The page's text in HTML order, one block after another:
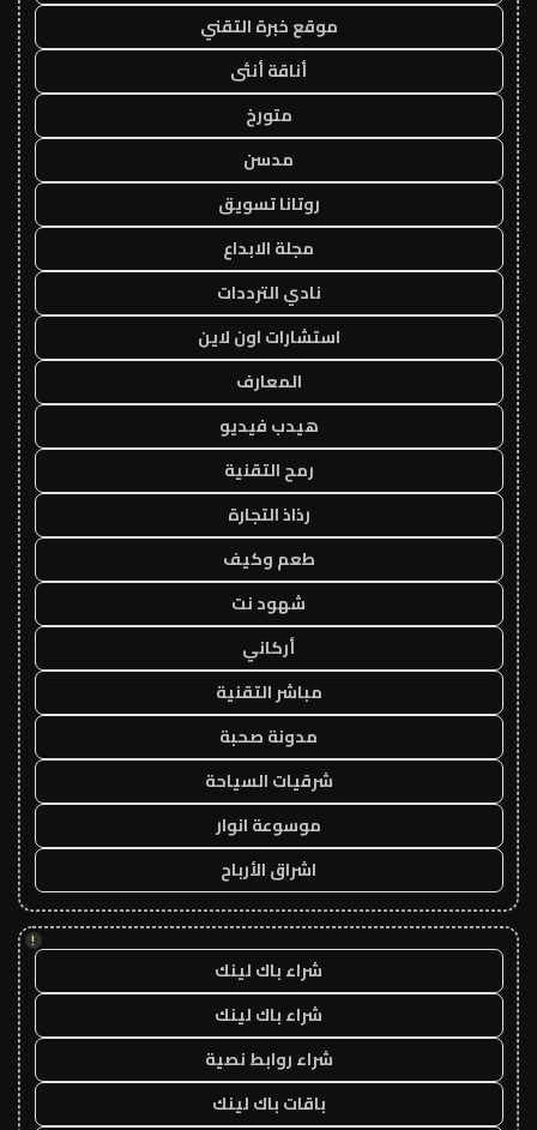
موقع خبرة التقني
أناقة أنثى
متورخ
مدسن
روتانا تسويق
مجلة الابداع
نادي الترددات
استشارات اون لاين
المعارف
هيدب فيديو
رمح التقنية
رذاذ التجارة
طعم وكيف
شهود نت
أركاني
مباشر التقنية
مدونة صحبة
شرقيات السياحة
موسوعة انوار
اشراق الأرباح
!
شراء باك لينك
شراء باك لينك
شراء روابط نصية
باقات باك لينك